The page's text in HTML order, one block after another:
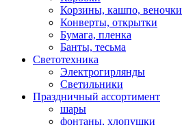
Корзины, кашпо, веночки
Конверты, открытки
Бумага, пленка
Банты, тесьма
Светотехника
Электрогирлянды
Светильники
Праздничный ассортимент
шары
фонтаны, хлопушки